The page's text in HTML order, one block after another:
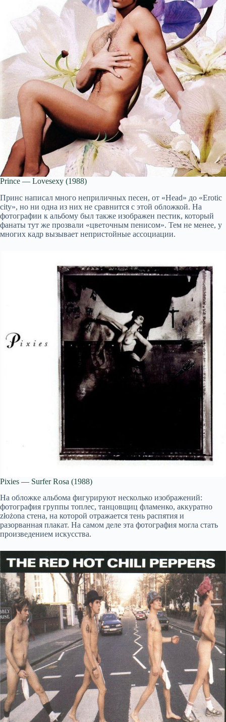
Prince — Lovesexy (1988)
Принс написал много неприличных песен, от «Head» до «Erotic
city», но ни одна из них не сравнится с этой обложкой. На
фотографии к альбому был также изображен пестик, который
фанаты тут же прозвали «цветочным пенисом». Тем не менее, у
многих кадр вызывает непристойные ассоциации.
Pixies — Surfer Rosa (1988)
На обложке альбома фигурируют несколько изображений:
фотография группы топлес, танцовщиц фламенко, аккуратно
złożona стена, на которой отражается тень распятия и
разорванная плакат. На самом деле эта фотография могла стать
произведением искусства.